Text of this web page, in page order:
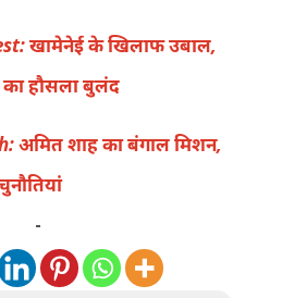
खामेनेई के खिलाफ उबाल,
का हौसला बुलंद
अमित शाह का बंगाल मिशन,
-